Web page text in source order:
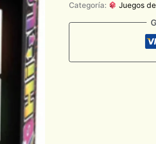
Categoría: Juegos